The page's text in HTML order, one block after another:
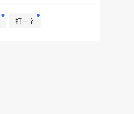
打一字